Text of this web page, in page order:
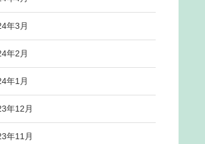
年3月
年2月
年1月
年12月
年11月